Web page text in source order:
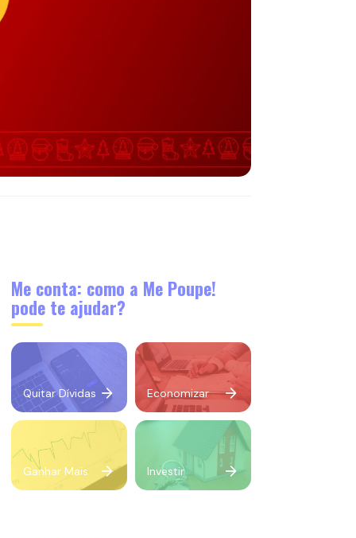
Me conta: como a Me Poupe!
pode te ajudar?
Quitar Dívidas Economizar
Ganhar Mais Investir